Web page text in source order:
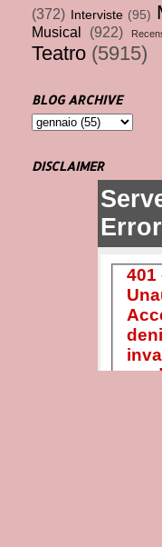
(372)
Interviste (95)
Musical (922)
Teatro (5915)
BLOG ARCHIVE
DISCLAIMER